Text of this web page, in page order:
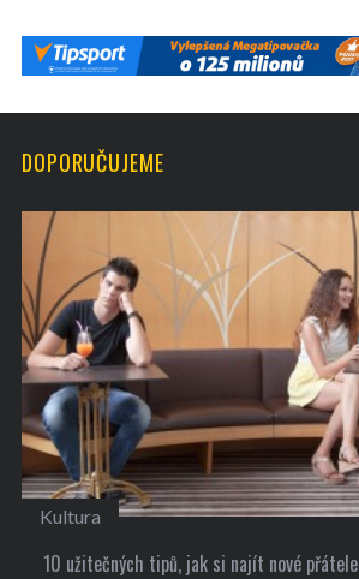
DOPORUČUJEME
Kultura
10 užitečných tipů, jak si najít nové přátele